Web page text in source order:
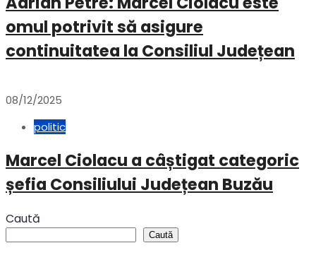
omul potrivit să asigure
continuitatea la Consiliul Județean
08/12/2025
politic
Marcel Ciolacu a câștigat categoric
șefia Consiliului Județean Buzău
Caută
Caută